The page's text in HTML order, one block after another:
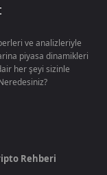
ve analizleriyle
piyasa dinamikleri
her şeyi sizinle
Rehberi